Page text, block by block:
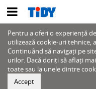
Pentru a oferi o experiență
utilizează cookie-uri tehnice,
Continuând să navigați pe
urilor. Dacă doriți să aflați
toate sau la unele dintre
Accept